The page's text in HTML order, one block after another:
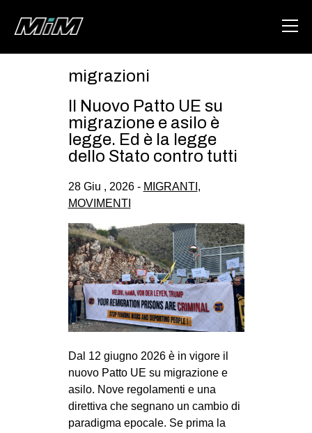
ABOUT
GAZA FREESTYLE
CSOA LAMBRETTA
MSM
STUDENTI TSUNAMI
ZAM
MILANO
SPAZI
SPORT POPOLARE
MOVIMENTI
migrazioni
Il Nuovo Patto UE su
migrazione e asilo è
legge. Ed è la legge
dello Stato contro tutti
28 Giu , 2026 - MIGRANTI ,
MOVIMENTI
Dal 12 giugno 2026 è in vigore il
nuovo Patto UE su migrazione e
asilo. Nove regolamenti e una
direttiva che segnano un cambio di
paradigma epocale. Se prima la